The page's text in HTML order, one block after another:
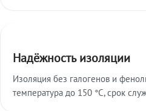
Надёжность изоляции
Изоляция без галогенов и
температура до 150 °C, срок